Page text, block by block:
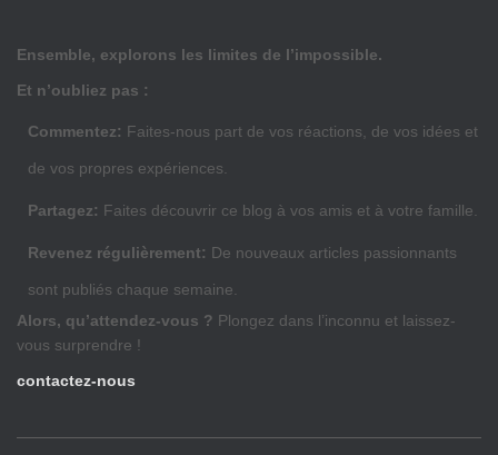
Ensemble, explorons les limites de l’impossible.
Et n’oubliez pas :
Commentez: Faites-nous part de vos réactions, de vos idées et
de vos propres expériences.
Partagez: Faites découvrir ce blog à vos amis et à votre famille.
Revenez régulièrement: De nouveaux articles passionnants
sont publiés chaque semaine.
Alors, qu’attendez-vous ? Plongez dans l’inconnu et laissez-
vous surprendre !
contactez-nous